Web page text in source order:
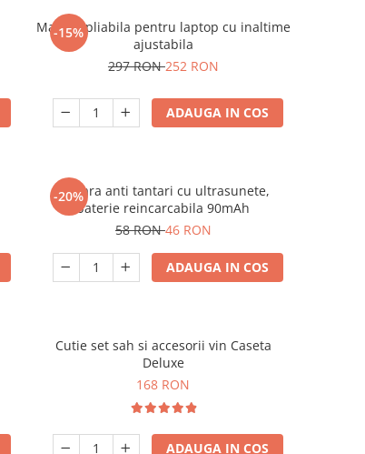
-15%
Masuta pliabila pentru laptop cu inaltime
ajustabila
297 RON252 RON
ADAUGA IN COS
-20%
Bratara anti tantari cu ultrasunete,
baterie reincarcabila 90mAh
58 RON46 RON
ADAUGA IN COS
Cutie set sah si accesorii vin Caseta
Deluxe
168 RON
ADAUGA IN COS